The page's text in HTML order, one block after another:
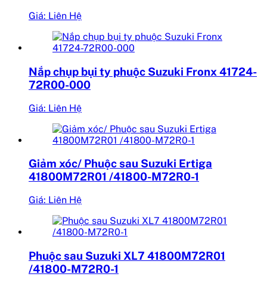
Giá: Liên Hệ
Nắp chụp bụi ty phuộc Suzuki Fronx 41724-
72R00-000
Giá: Liên Hệ
Giảm xóc/ Phuộc sau Suzuki Ertiga
41800M72R01 /41800-M72R0-1
Giá: Liên Hệ
Phuộc sau Suzuki XL7 41800M72R01
/41800-M72R0-1